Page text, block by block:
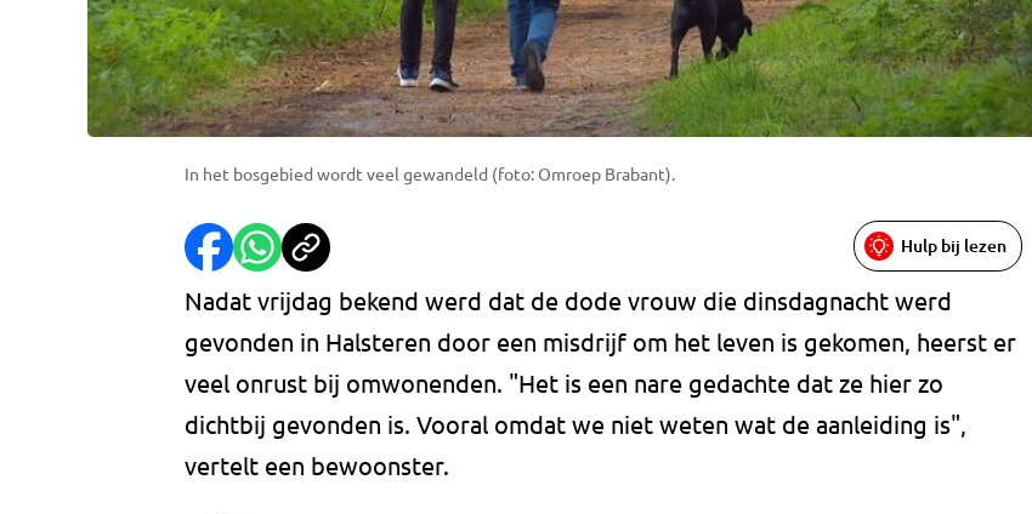
In het bosgebied wordt veel gewandeld (foto: Omroep Brabant).
Hulp bij lezen
Nadat vrijdag bekend werd dat de dode vrouw die dinsdagnacht werd
gevonden in Halsteren door een misdrijf om het leven is gekomen, heerst er
veel onrust bij omwonenden. "Het is een nare gedachte dat ze hier zo
dichtbij gevonden is. Vooral omdat we niet weten wat de aanleiding is",
vertelt een bewoonster.